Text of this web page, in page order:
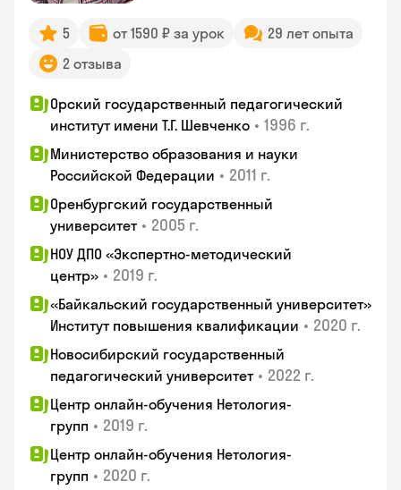
5 от 1590 ₽ за урок
29 лет опыта
2 отзыва
Орский государственный педагогический
институт имени Т.Г. Шевченко • 1996 г.
Министерство образования и науки
Российской Федерации • 2011 г.
Оренбургский государственный
университет • 2005 г.
НОУ ДПО «Экспертно-методический
центр» • 2019 г.
«Байкальский государственный университет»
Институт повышения квалификации • 2020 г.
Новосибирский государственный
педагогический университет • 2022 г.
Центр онлайн-обучения Нетология-
групп • 2019 г.
Центр онлайн-обучения Нетология-
групп • 2020 г.